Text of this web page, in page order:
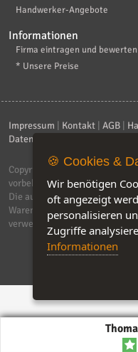
Handwerker-Angebote
Informationen
Firma eintragen und bewerten
* Unsere Preise
Impressum Kontakt AGB
Datenschutzerklärung
Copyright © 2026ebiz-consult
vorbehalten.
Die auf dieser Seite
Warenzeichen sind Eigentum
verwendet Affiliat-Links, für
🍪 Cookies &
Wir benötigen
oft angezeigt
personalisieren
Zugriffe
Informationen